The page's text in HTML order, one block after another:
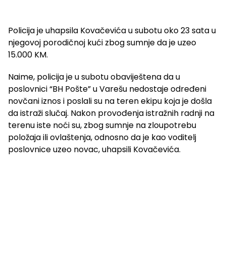
Policija je uhapsila Kovačevića u subotu oko 23 sata u
njegovoj porodičnoj kući zbog sumnje da je uzeo
15.000 KM.
Naime, policija je u subotu obaviještena da u
poslovnici “BH Pošte” u Varešu nedostaje određeni
novčani iznos i poslali su na teren ekipu koja je došla
da istraži slučaj. Nakon provođenja istražnih radnji na
terenu iste noći su, zbog sumnje na zloupotrebu
položaja ili ovlaštenja, odnosno da je kao voditelj
poslovnice uzeo novac, uhapsili Kovačevića.